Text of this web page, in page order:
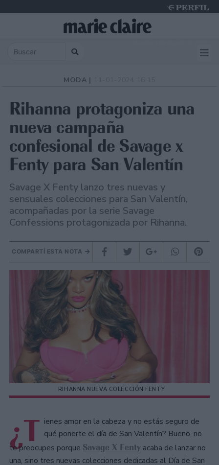
MODA |
Rihanna protagoniza una
nueva campaña
confesional de Savage x
Fenty para San Valentín
Savage X Fenty lanzo tres nuevas y
sensuales colecciones para San Valentín,
acompañadas por la serie Savage
Confessions protagonizada por Rihanna.
COMPARTÍ ESTA NOTA
RIHANNA NUEVA COLECCIÓN FENTY
¿T ienes amor en la cabeza y no estás seguro de
qué ponerte el día de San Valentín? Bueno, no
te preocupes porque Savage X Fenty acaba de lanzar no
una, sino tres nuevas colecciones dedicadas al Día de San